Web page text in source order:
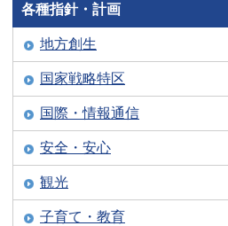
各種指針・計画
地方創生
国家戦略特区
国際・情報通信
安全・安心
観光
子育て・教育